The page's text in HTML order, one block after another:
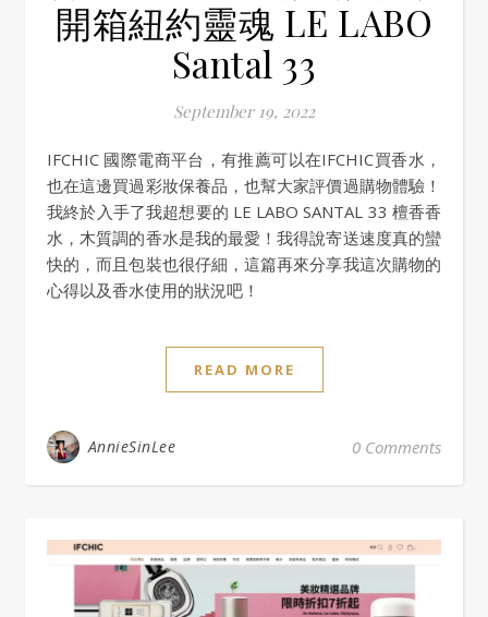
開箱紐約靈魂 LE LABO
Santal 33
September 19, 2022
IFCHIC 國際電商平台，有推薦可以在IFCHIC買香水，
也在這邊買過彩妝保養品，也幫大家評價過購物體驗！
我終於入手了我超想要的 LE LABO SANTAL 33 檀香香
水，木質調的香水是我的最愛！我得說寄送速度真的蠻
快的，而且包裝也很仔細，這篇再來分享我這次購物的
心得以及香水使用的狀況吧！
READ MORE
AnnieSinLee 0 Comments